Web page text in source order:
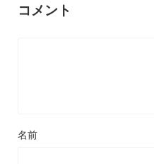
コメント
名前